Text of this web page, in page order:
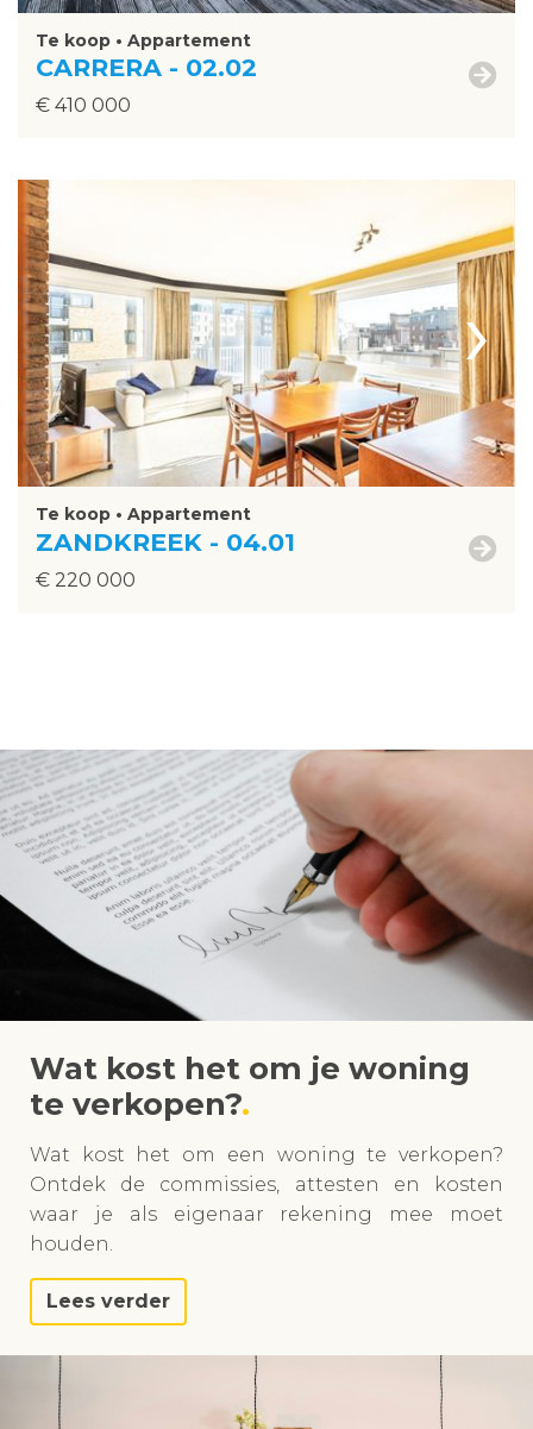
Te koop • Appartement
CARRERA - 02.02
€ 410 000
›
Te koop • Appartement
ZANDKREEK - 04.01
€ 220 000
Wat kost het om je woning
te verkopen?
Wat kost het om een woning te verkopen?
Ontdek de commissies, attesten en kosten
waar je als eigenaar rekening mee moet
houden.
Lees verder